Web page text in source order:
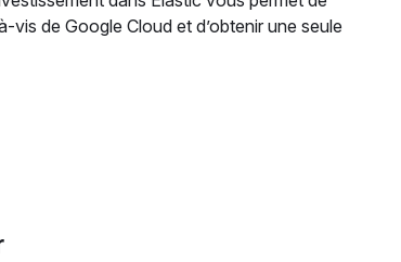
de Google Cloud et d’obtenir une seule